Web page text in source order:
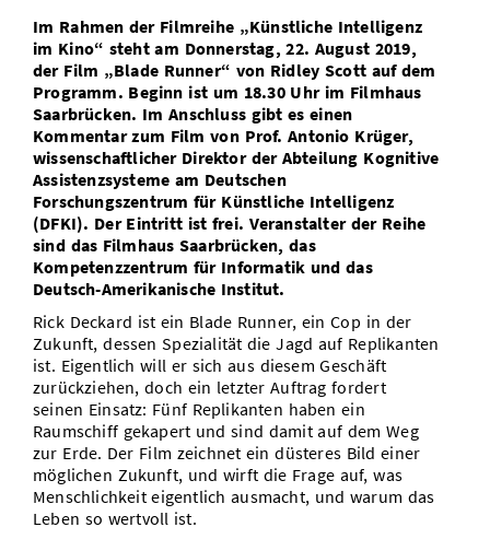
Vom Studium in den Beruf
Study Scheduler
Bibliothek
Open Science/Open Access
Start-ups
IT-Themenabend
Ranking
Zahlen & Fakten
Preise, Auszeichnungen und Förderungen
Kontakt
SIC Merchandise
SIC Podcast
Anfahrt
AnsprechpartnerInnen, Personen, Forschungsgruppen
Termine, Vorträge und Veranstaltungen
Alumni
Im Rahmen der Filmreihe „Künstliche Intelligenz
im Kino“ steht am Donnerstag, 22. August 2019,
der Film „Blade Runner“ von Ridley Scott auf dem
Programm. Beginn ist um 18.30 Uhr im Filmhaus
Saarbrücken. Im Anschluss gibt es einen
Kommentar zum Film von Prof. Antonio Krüger,
wissenschaftlicher Direktor der Abteilung Kognitive
Assistenzsysteme am Deutschen
Forschungszentrum für Künstliche Intelligenz
(DFKI). Der Eintritt ist frei. Veranstalter der Reihe
sind das Filmhaus Saarbrücken, das
Kompetenzzentrum für Informatik und das
Deutsch-Amerikanische Institut.
Rick Deckard ist ein Blade Runner, ein Cop in der
Zukunft, dessen Spezialität die Jagd auf Replikanten
ist. Eigentlich will er sich aus diesem Geschäft
zurückziehen, doch ein letzter Auftrag fordert
seinen Einsatz: Fünf Replikanten haben ein
Raumschiff gekapert und sind damit auf dem Weg
zur Erde. Der Film zeichnet ein düsteres Bild einer
möglichen Zukunft, und wirft die Frage auf, was
Menschlichkeit eigentlich ausmacht, und warum das
Leben so wertvoll ist.